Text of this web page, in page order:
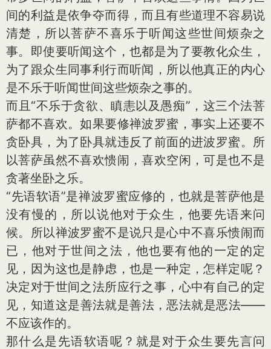
间的利益是依争夺而得，而且有些道理不容易说
清楚，所以菩萨不喜乐于听闻这些世间烦杂之
事。即使要听闻这个，也都是为了要教化众生，
为了跟众生同事利行而听闻，所以他真正的内心
是不乐于听闻世间这些烦杂之事的。
而且“不乐于贪欲、瞋恚以及愚痴”，这三个法菩
萨都不喜欢。如果要修禅波罗蜜，事实上还要不
贪卧具，为了卧具就违反了前面的进波罗蜜。所
以菩萨虽然不喜欢愦闹，喜欢空闲，可是也不是
贪著坐卧之乐。
“先语软语”是禅波罗蜜应修的，也就是菩萨他是
没有慢的，所以说他对于众生，他要先语来问
候。所以禅波罗蜜不是说只是心中不喜乐愦闹而
已，他对于世间之法，他也要有他的一定的定
见，因为这也是静虑，也是一种定，怎样定呢？
决定对于世间之法所应行之事，心中有自己的定
见，知道这是善法就是善法，恶法就是恶法——
不应该作的。
那什么是先语软语呢？就是对于众生要先言问